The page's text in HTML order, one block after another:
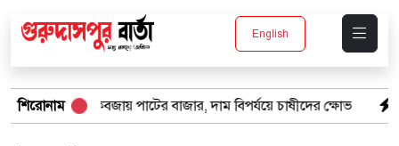
English
শিরোনাম
কবজায় পাটের বাজার, দাম বিপর্যয়ে চাষীদের ক্ষোভ শঙ্কিত জীবন-